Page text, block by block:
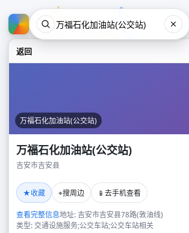
返回
万福石化加油站(公交站)
万福石化加油站(公交站)
吉安市吉安县
★收藏 ⌖搜周边 📱 去手机查看
查看完整信息地址: 吉安市吉安县78路(敦油线)
类型: 交通设施服务;公交车站;公交车站相关